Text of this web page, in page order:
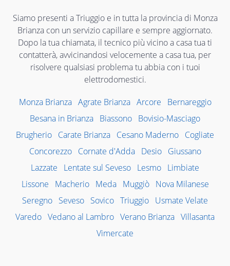
Siamo presenti a Triuggio e in tutta la provincia di Monza
Brianza con un servizio capillare e sempre aggiornato.
Dopo la tua chiamata, il tecnico più vicino a casa tua ti
contatterà, avvicinandosi velocemente a casa tua, per
risolvere qualsiasi problema tu abbia con i tuoi
elettrodomestici.
Monza Brianza Agrate Brianza Arcore
Bernareggio
Besana in Brianza Biassono Bovisio-Masciago
Brugherio Carate Brianza Cesano Maderno Cogliate
Concorezzo
Cornate d'Adda Desio
Giussano
Lazzate
Lentate sul Seveso Lesmo Limbiate
Lissone
Macherio Meda Muggiò
Nova Milanese
Seregno Seveso Sovico Triuggio Usmate Velate
Varedo Vedano al Lambro Verano Brianza Villasanta
Vimercate